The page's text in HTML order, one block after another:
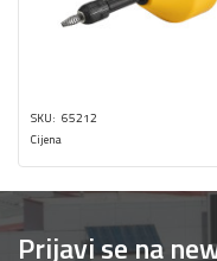
SKU 65212
Cijena
Prijavi se na